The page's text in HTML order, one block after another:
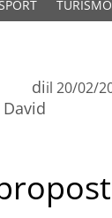
di
David
il 20/02/